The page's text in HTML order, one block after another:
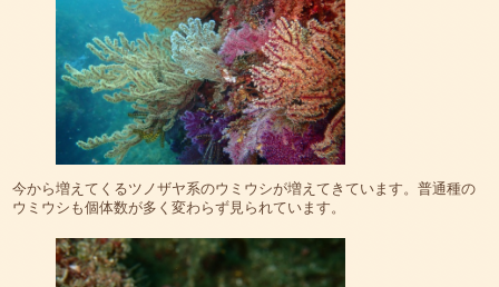
今から増えてくるツノザヤ系のウミウシが増えてきています。普通種の
ウミウシも個体数が多く変わらず見られています。